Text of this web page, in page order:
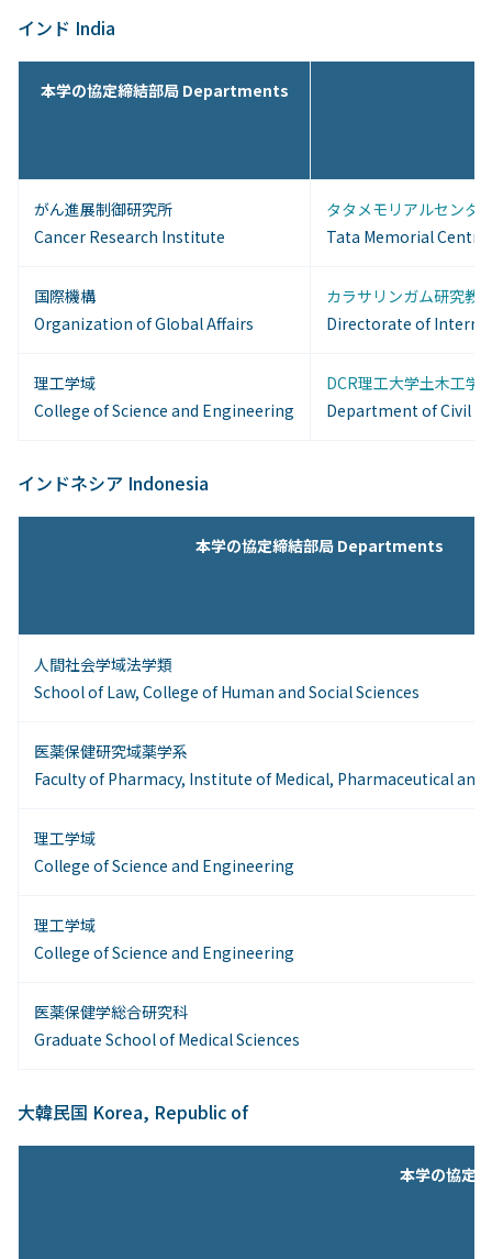
インド India
本学の協定締結部局 Departments
がん進展制御研究所
Cancer Research Institute
タタメモリアルセンタ
Tata Memorial
国際機構
Organization of Global Affairs
カラサリンガム研究教
Directorate of
理工学域
College of Science and Engineering
DCR理工大学土木工学
Department of Civil
インドネシア Indonesia
本学の協定締結部局 Departments
人間社会学域法学類
School of Law, College of Human and Social Sciences
医薬保健研究域薬学系
Faculty of Pharmacy, Institute of Medical, Pharmaceutical and
理工学域
College of Science and Engineering
理工学域
College of Science and Engineering
医薬保健学総合研究科
Graduate School of Medical Sciences
大韓民国 Korea, Republic of
本学の協定